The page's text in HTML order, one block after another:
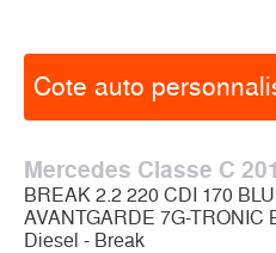
Cote auto
Mercedes Classe C
BREAK 2.2 220 CDI 170
AVANTGARDE 7G-TRONIC
Diesel - Break